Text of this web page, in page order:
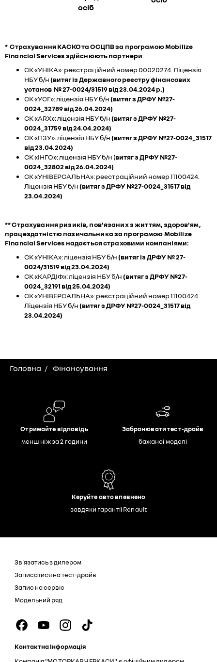
осіб
* Страхування КАСКО та ОСЦПВ за програмою Mobilize
Financial Services здійснюють партнери:
СК «УНІКА»: реєстраційний номер 00020274. Ліцензія
НБУ б/н(витяг із Державного реєстру фінансових
установ № 27-0024/31519 від 23.04.2024 р.)
СК «УСГ»: ліцензія НБУ б/н(витяг з ДРФУ №27-
0024_32789 від 26.04.2024)
СК «ARX»: ліцензія НБУ б/н(витяг з ДРФУ №27-
0024_31759 від 24.04.2024)
СК «ПЗУ»: ліцензія НБУ б/н(витяг з ДРФУ №27-0024_31517
від 23.04.2024)
СК «ІНГО»: ліцензія НБУ б/н (витяг з ДРФУ №27-
0024_32802 від 26.04.2024)
СК «УНІВЕРСАЛЬНА»: реєстраційний номер 11100424.
Ліцензія НБУ б/н(витяг з ДРФУ №27-0024_31517 від
23.04.2024)
** Страхування ризиків, пов’язаних з життям, здоров’ям,
працездатністю позичальника за програмою Mobilize
Financial Services надається страховими компаніями:
СК «УНІКА»: ліцензія НБУ б/н(витяг із ДРФУ № 27-
0024/31519 від 23.04.2024)
СК «КАРДІФ»: ліцензія НБУ б/н(витяг з ДРФУ №27-
0024_32191 від 25.04.2024)
СК «УНІВЕРСАЛЬНА»: реєстраційний номер 11100424.
Ліцензія НБУ б/н(витяг з ДРФУ №27-0024_31517 від
23.04.2024)
Головна Фінансування
Отримайте відповідь
менш ніж за 2 години
Забронювати тест-драйв
бажаної моделі
Керуйте авто впевнено
завдяки гарантії Renault
Зв'язатись з дилером
Записатися на тест-драйв
Запис на сервіс
Модельний ряд
Контактна Інформація